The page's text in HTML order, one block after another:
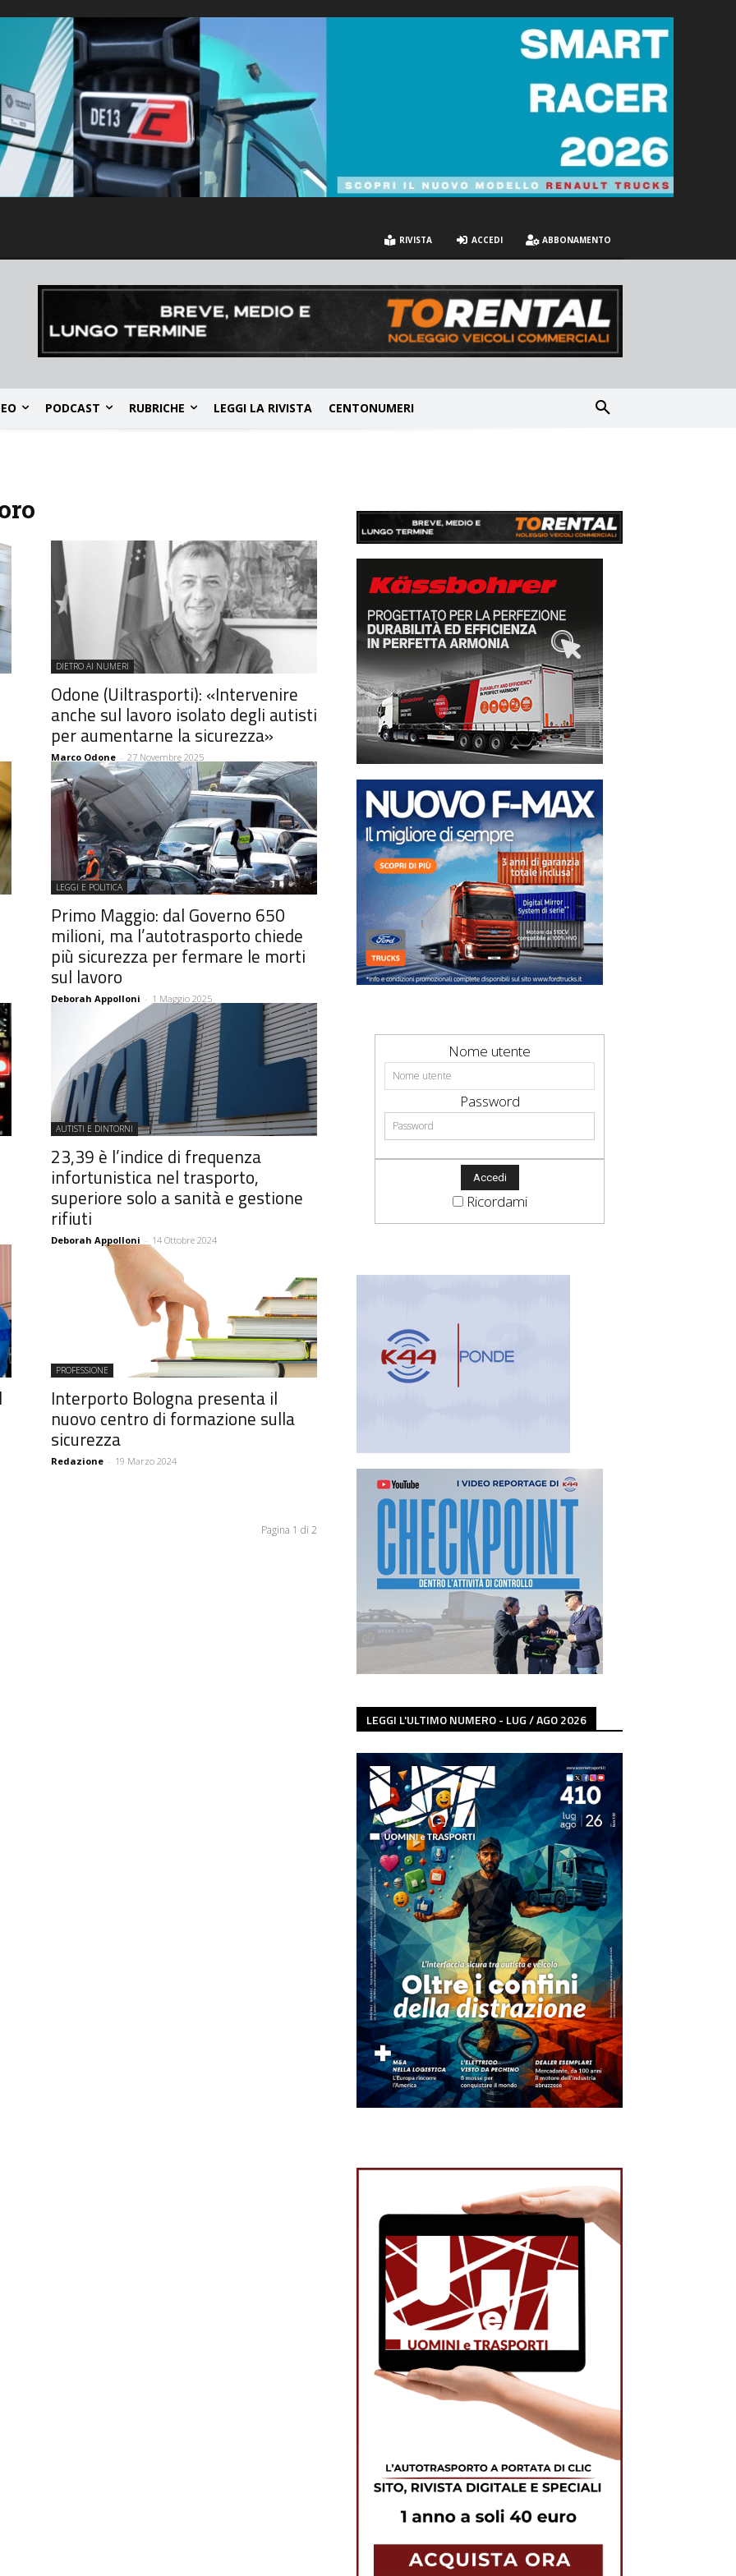
RIVISTA ACCEDI ABBONAMENTO
PODCAST RUBRICHE LEGGI LA RIVISTA CENTONUMERI
DIETRO AI NUMERI
Odone (Uiltrasporti): «Intervenire
anche sul lavoro isolato degli autisti
per aumentarne la sicurezza»
Marco Odone - 27 Novembre 2025
LEGGI E POLITICA
Primo Maggio: dal Governo 650
milioni, ma l’autotrasporto chiede
più sicurezza per fermare le morti
sul lavoro
Deborah Appolloni - 1 Maggio 2025
AUTISTI E DINTORNI
23,39 è l’indice di frequenza
infortunistica nel trasporto,
superiore solo a sanità e gestione
rifiuti
Deborah Appolloni - 14 Ottobre 2024
PROFESSIONE
Interporto Bologna presenta il
nuovo centro di formazione sulla
sicurezza
Redazione - 19 Marzo 2024
Pagina 1 di 2
Nome utente
Password
Ricordami
LEGGI L'ULTIMO NUMERO - LUG / AGO 2026